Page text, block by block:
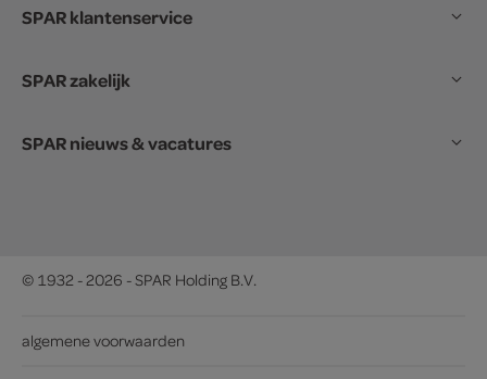
SPAR klantenservice
SPAR zakelijk
SPAR nieuws & vacatures
© 1932 - 2026 - SPAR Holding B.V.
algemene voorwaarden